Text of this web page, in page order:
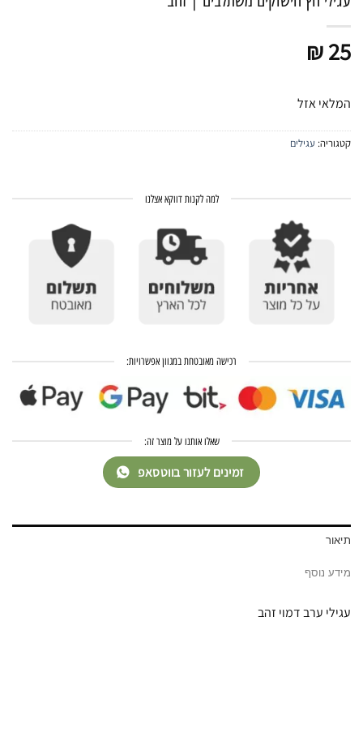
₪25
המלאי אזל
קטגוריה: עגילים
למה לקנות דווקא אצלנו
רכישה מאובטחת במגוון אפשרויות:
שאלו אותנו על מוצר זה:
זמינים לעזור בווטסאפ
תיאור
מידע נוסף
עגילי ערב דמוי זהב